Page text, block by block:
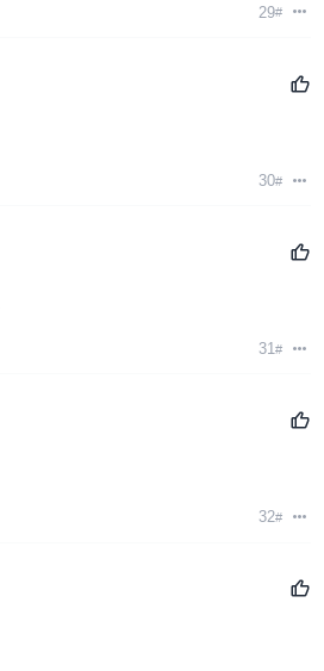
29#
30#
31#
32#